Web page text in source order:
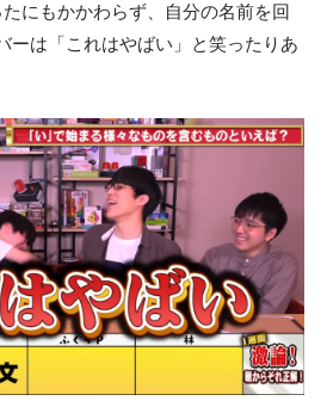
にもかかわらず、自分の名前を回
ーは「これはやばい」と笑ったりあ